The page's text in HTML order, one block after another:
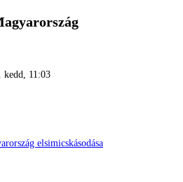
kedd, 11:03
elsimicskásodása